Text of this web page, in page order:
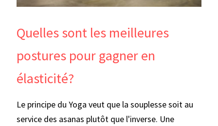
Quelles sont les meilleures
postures pour gagner en
élasticité?
Le principe du Yoga veut que la souplesse soit au
service des asanas plutôt que l'inverse. Une